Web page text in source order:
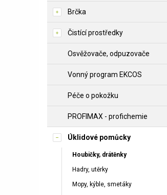
Brčka
Čistící prostředky
Osvěžovače, odpuzovače
Vonný program EKCOS
Péče o pokožku
PROFIMAX - profichemie
Úklidové pomůcky
Houbičky, drátěnky
Hadry, utěrky
Mopy, kýble, smetáky